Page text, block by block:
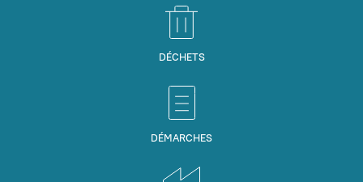
DÉCHETS
DÉMARCHES